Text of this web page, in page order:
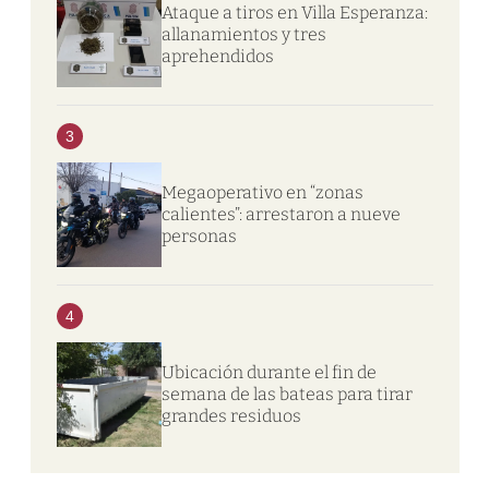
Ataque a tiros en Villa Esperanza:
allanamientos y tres
aprehendidos
3
Megaoperativo en “zonas
calientes”: arrestaron a nueve
personas
4
Ubicación durante el fin de
semana de las bateas para tirar
grandes residuos